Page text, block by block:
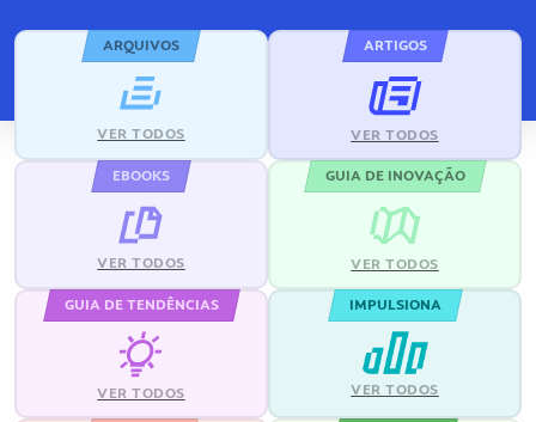
ARQUIVOS
VER TODOS
ARTIGOS
VER TODOS
EBOOKS
VER TODOS
GUIA DE INOVAÇÃO
VER TODOS
GUIA DE TENDÊNCIAS
VER TODOS
IMPULSIONA
VER TODOS